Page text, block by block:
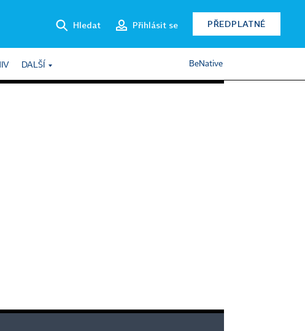
Hledat Přihlásit se PŘEDPLATNÉ
DALŠÍ BeNative